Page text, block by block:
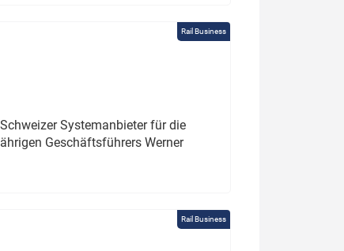
Rail Business
Systemanbieter für die
Geschäftsführers Werner
Rail Business